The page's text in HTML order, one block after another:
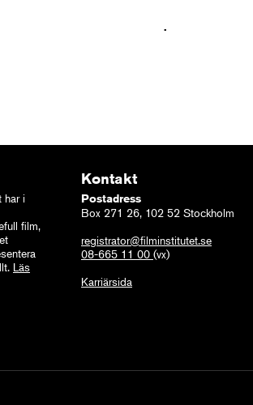
.
har i
film,
Läs
Kontakt
Postadress
Box 271 26, 102 52 Stockholm
registrator@filminstitutet.se
08-665 11 00 (vx)
Karriärsida